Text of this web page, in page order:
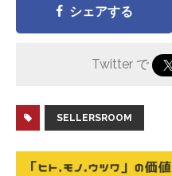
シェアする
Twitter で
SELLERSROOM